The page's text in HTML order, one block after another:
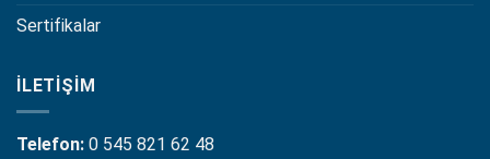
Sertifikalar
İLETIŞIM
Telefon: 0 545 821 62 48